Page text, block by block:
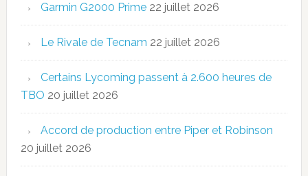
Garmin G2000 Prime 22 juillet 2026
Le Rivale de Tecnam 22 juillet 2026
Certains Lycoming passent à 2.600 heures de
TBO 20 juillet 2026
Accord de production entre Piper et Robinson
20 juillet 2026